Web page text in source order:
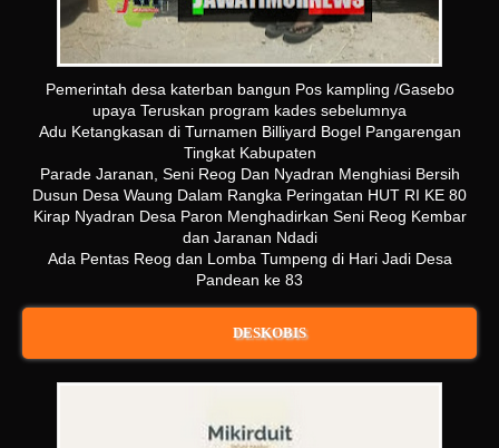
Pemerintah desa katerban bangun Pos kampling /Gasebo
upaya Teruskan program kades sebelumnya
Adu Ketangkasan di Turnamen Billiyard Bogel Pangarengan
Tingkat Kabupaten
Parade Jaranan, Seni Reog Dan Nyadran Menghiasi Bersih
Dusun Desa Waung Dalam Rangka Peringatan HUT RI KE 80
Kirap Nyadran Desa Paron Menghadirkan Seni Reog Kembar
dan Jaranan Ndadi
Ada Pentas Reog dan Lomba Tumpeng di Hari Jadi Desa
Pandean ke 83
DESKOBIS